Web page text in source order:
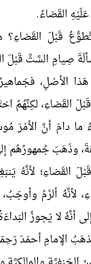
القَضاءُ.
قَبْلَ
صِيامِ السِّتِّ قَبْلَ
الأصْلِ،
القَضاءِ، لكِنَّهُمُ
ما دامَ أنَّ الأمْرَ
وذَهَبَ جُمهورُهُم
القَضاءِ؛ لأنَّهُ
لأنَّهُ ألزَمُ
أنَّهُ لا يَجوزُ
الإمامِ أحمَدَ